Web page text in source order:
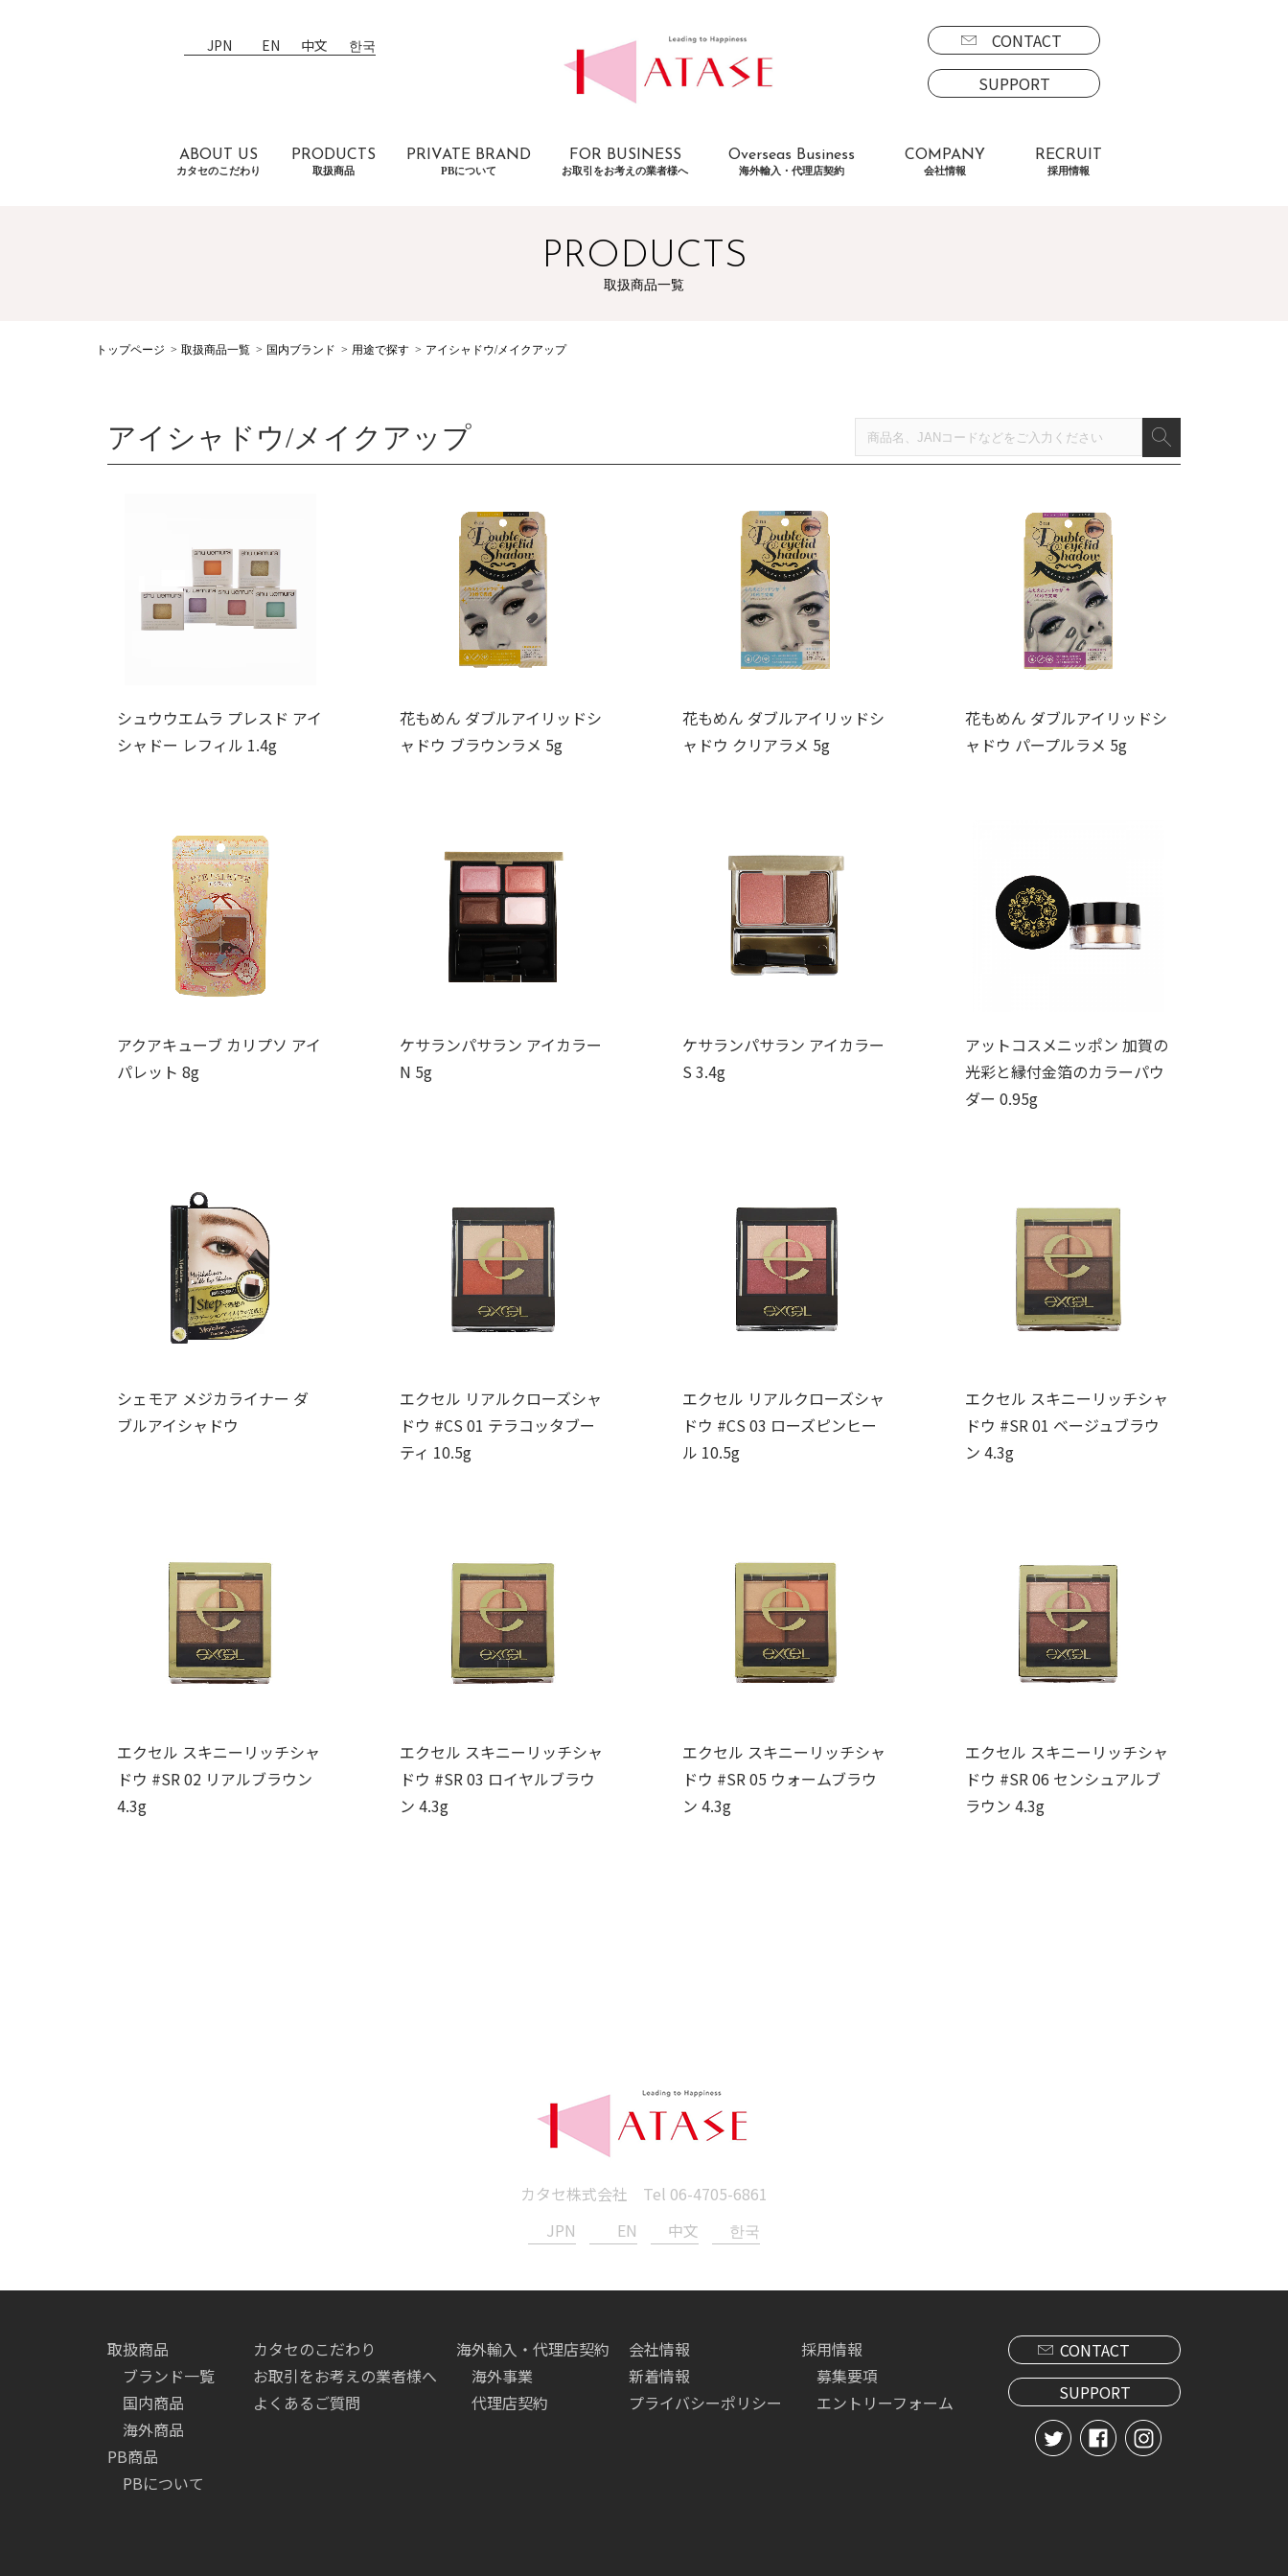
JPN EN 中文 한국
CONTACT
SUPPORT
ABOUT US
カタセのこだわり
PRODUCTS
取扱商品
PRIVATE BRAND
PBについて
FOR BUSINESS
お取引をお考えの業者様へ
Overseas Business
海外輸入・代理店契約
COMPANY
会社情報
RECRUIT
採用情報
PRODUCTS
取扱商品一覧
トップページ 取扱商品一覧 国内ブランド 用途で探す アイシャドウ/メイクアップ
アイシャドウ/メイクアップ
シュウウエムラ プレスド アイ
シャドー レフィル 1.4g
花もめん ダブルアイリッドシ
ャドウ ブラウンラメ 5g
花もめん ダブルアイリッドシ
ャドウ クリアラメ 5g
花もめん ダブルアイリッドシ
ャドウ パープルラメ 5g
アクアキューブ カリプソ アイ
パレット 8g
ケサランパサラン アイカラー
N 5g
ケサランパサラン アイカラー
S 3.4g
アットコスメニッポン 加賀の
光彩と縁付金箔のカラーパウ
ダー 0.95g
シェモア メジカライナー ダ
ブルアイシャドウ
エクセル リアルクローズシャ
ドウ #CS 01 テラコッタブー
ティ 10.5g
エクセル リアルクローズシャ
ドウ #CS 03 ローズピンヒー
ル 10.5g
エクセル スキニーリッチシャ
ドウ #SR 01 ベージュブラウ
ン 4.3g
エクセル スキニーリッチシャ
ドウ #SR 02 リアルブラウン
4.3g
エクセル スキニーリッチシャ
ドウ #SR 03 ロイヤルブラウ
ン 4.3g
エクセル スキニーリッチシャ
ドウ #SR 05 ウォームブラウ
ン 4.3g
エクセル スキニーリッチシャ
ドウ #SR 06 センシュアルブ
ラウン 4.3g
カタセ株式会社 Tel 06-4705-6861
JPN
EN 中文 한국
取扱商品
ブランド一覧
国内商品
海外商品
PB商品
PBについて
カタセのこだわり
お取引をお考えの業者様へ
よくあるご質問
海外輸入・代理店契約
海外事業
代理店契約
会社情報
新着情報
プライバシーポリシー
採用情報
募集要項
エントリーフォーム
CONTACT
SUPPORT